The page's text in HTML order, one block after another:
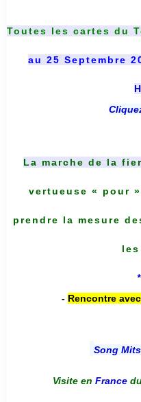
Toutes les cartes du
au 25 Septembre
La marche de la
vertueuse « pour
prendre la mesure
les
- Rencontre
Song
Visite en France